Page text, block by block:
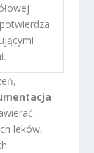
leków,